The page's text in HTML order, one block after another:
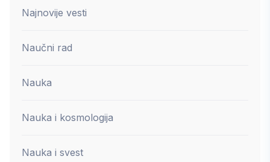
Najnovije vesti
Naučni rad
Nauka
Nauka i kosmologija
Nauka i svest